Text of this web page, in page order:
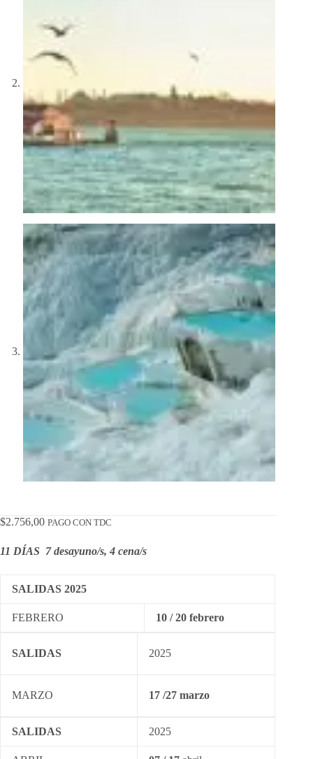
$2.756,00 PAGO CON TDC
11 DÍAS 7 desayuno/s, 4 cena/s
SALIDAS 2025
FEBRERO 10 / 20 febrero
SALIDAS 2025
MARZO 17 /27 marzo
SALIDAS 2025